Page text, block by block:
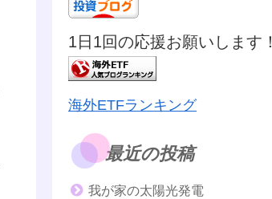
1日1回の応援お願いします！
海外ETFランキング
最近の投稿
我が家の太陽光発電